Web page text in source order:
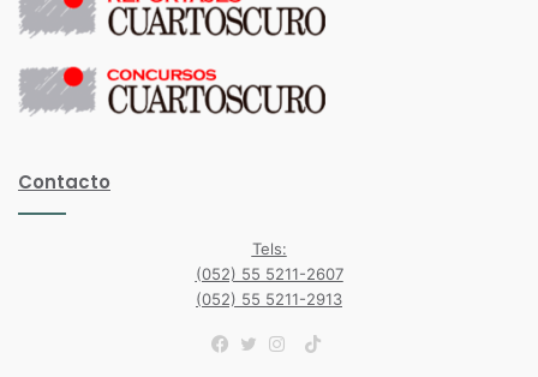
Contacto
Tels:
(052) 55 5211-2607
(052) 55 5211-2913
TikTok